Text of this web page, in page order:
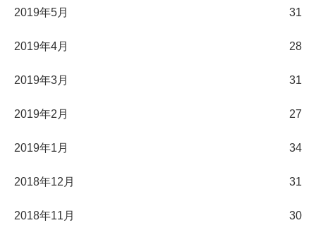
2019年5月 31
2019年4月 28
2019年3月 31
2019年2月 27
2019年1月 34
2018年12月 31
2018年11月 30